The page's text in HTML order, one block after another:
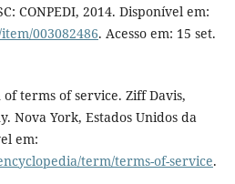
CONPEDI, 2014. Disponível em:
003082486. Acesso em: 15 set.
terms of service. Ziff Davis,
Nova York, Estados Unidos da
em:
term/terms-of-service.